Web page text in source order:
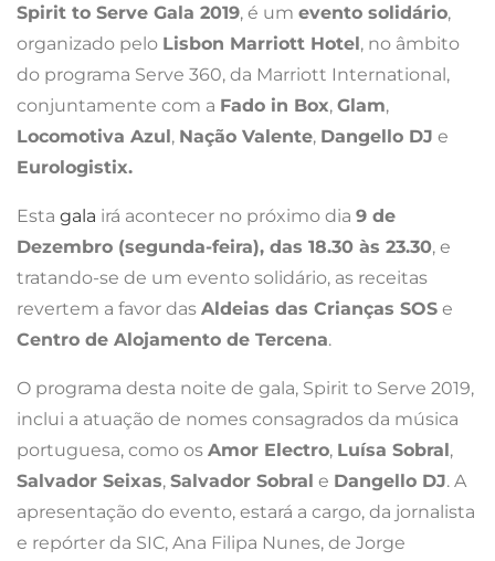
Spirit to Serve Gala 2019, é um evento solidário,
organizado pelo Lisbon Marriott Hotel, no âmbito
do programa Serve 360, da Marriott International,
conjuntamente com a Fado in Box, Glam,
Locomotiva Azul, Nação Valente, Dangello DJ e
Eurologistix.
Esta gala irá acontecer no próximo dia 9 de
Dezembro (segunda-feira), das 18.30 às 23.30, e
tratando-se de um evento solidário, as receitas
revertem a favor das Aldeias das Crianças SOS e
Centro de Alojamento de Tercena.
O programa desta noite de gala, Spirit to Serve 2019,
inclui a atuação de nomes consagrados da música
portuguesa, como os Amor Electro, Luísa Sobral,
Salvador Seixas, Salvador Sobral e Dangello DJ. A
apresentação do evento, estará a cargo, da jornalista
e repórter da SIC, Ana Filipa Nunes, de Jorge